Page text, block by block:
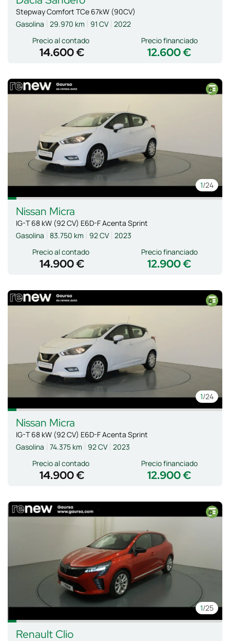
Stepway Comfort TCe 67kW (90CV)
Gasolina
29.970 km 91 CV 2022
Precio al contado
14.600 € 12.600 €
Precio financiado
1/24
Nissan Micra
IG-T 68 kW (92 CV) E6D-F Acenta Sprint
Gasolina
83.750 km 92 CV 2023
Precio al contado
14.900 € 12.900 €
Precio financiado
1/24
Nissan Micra
IG-T 68 kW (92 CV) E6D-F Acenta Sprint
Gasolina
74.375 km 92 CV 2023
Precio al contado
14.900 € 12.900 €
Precio financiado
1/25
Renault Clio